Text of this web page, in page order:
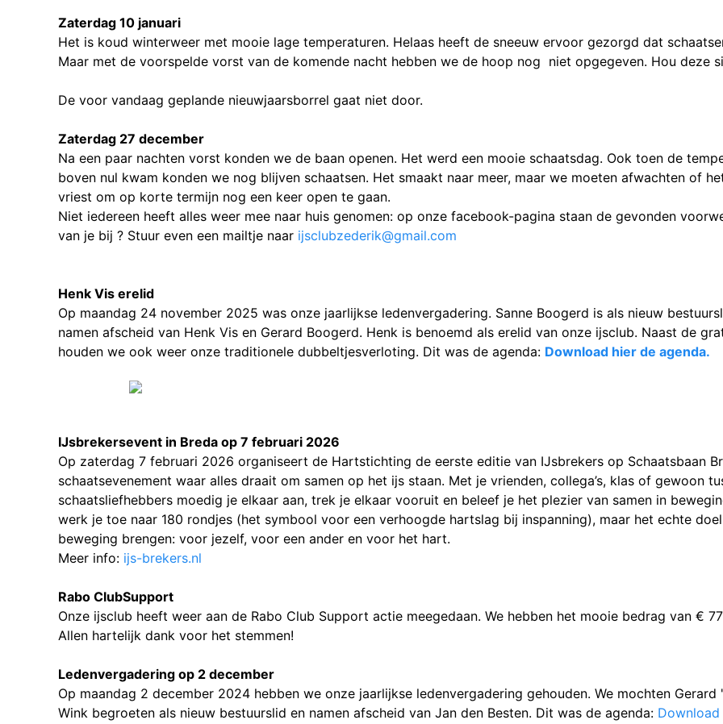
Zaterdag 10 januari
Het is koud winterweer met mooie lage temperaturen. Helaas heeft de sneeuw ervoor gezorgd dat
Maar met de voorspelde vorst van de komende nacht hebben we de hoop nog niet opgegeven. Hou deze
De voor vandaag geplande nieuwjaarsborrel gaat niet door.
Zaterdag 27 december
Na een paar nachten vorst konden we de baan openen. Het werd een mooie schaatsdag. Ook toen de
boven nul kwam konden we nog blijven schaatsen. Het smaakt naar meer, maar we moeten afwachten of
vriest om op korte termijn nog een keer open te gaan.
Niet iedereen heeft alles weer mee naar huis genomen: op onze facebook-pagina staan de gevonden
van je bij ? Stuur even een mailtje naar ijsclubzederik@gmail.com
Henk Vis erelid
Op maandag 24 november 2025 was onze jaarlijkse ledenvergadering. Sanne Boogerd is als nieuw
namen afscheid van Henk Vis en Gerard Boogerd. Henk is benoemd als erelid van onze ijsclub. Naast de
houden we ook weer onze traditionele dubbeltjesverloting. Dit was de agenda: Download hier de agenda.
IJsbrekersevent in Breda op 7 februari 2026
Op zaterdag 7 februari 2026 organiseert de Hartstichting de eerste editie van IJsbrekers op Schaatsbaan
schaatsevenement waar alles draait om samen op het ijs staan. Met je vrienden, collega’s, klas of gewoon
schaatsliefhebbers moedig je elkaar aan, trek je elkaar vooruit en beleef je het plezier van samen in
werk je toe naar 180 rondjes (het symbool voor een verhoogde hartslag bij inspanning), maar het echte
beweging brengen: voor jezelf, voor een ander en voor het hart.
Meer info: ijs-brekers.nl
Rabo ClubSupport
Onze ijsclub heeft weer aan de Rabo Club Support actie meegedaan. We hebben het mooie bedrag van €
Allen hartelijk dank voor het stemmen!
Ledenvergadering op 2 december
Op maandag 2 december 2024 hebben we onze jaarlijkse ledenvergadering gehouden. We mochten Gerard
Wink begroeten als nieuw bestuurslid en namen afscheid van Jan den Besten. Dit was de agenda: Download